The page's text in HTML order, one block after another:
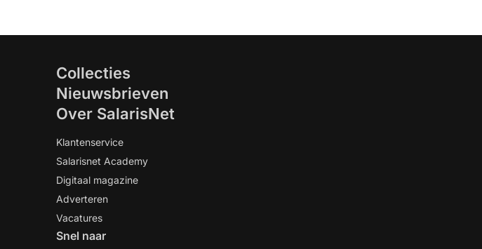
Collecties
Nieuwsbrieven
Over SalarisNet
Klantenservice
Salarisnet Academy
Digitaal magazine
Adverteren
Vacatures
Snel naar